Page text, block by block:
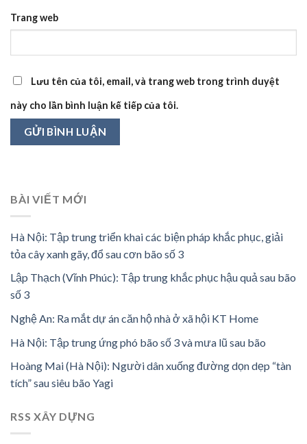
Trang web
Lưu tên của tôi, email, và trang web trong trình duyệt
này cho lần bình luận kế tiếp của tôi.
BÀI VIẾT MỚI
Hà Nội: Tập trung triển khai các biện pháp khắc phục, giải
tỏa cây xanh gãy, đổ sau cơn bão số 3
Lập Thạch (Vĩnh Phúc): Tập trung khắc phục hậu quả sau bão
số 3
Nghệ An: Ra mắt dự án căn hộ nhà ở xã hội KT Home
Hà Nội: Tập trung ứng phó bão số 3 và mưa lũ sau bão
Hoàng Mai (Hà Nội): Người dân xuống đường dọn dẹp “tàn
tích” sau siêu bão Yagi
RSS XÂY DỰNG